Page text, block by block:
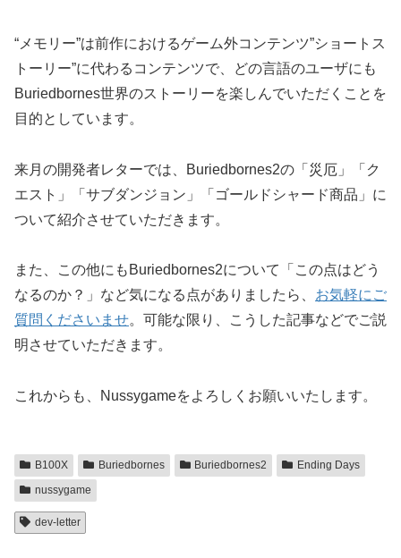
“メモリー”は前作におけるゲーム外コンテンツ”ショートス
トーリー”に代わるコンテンツで、どの言語のユーザにも
Buriedbornes世界のストーリーを楽しんでいただくことを
目的としています。
来月の開発者レターでは、Buriedbornes2の「災厄」「ク
エスト」「サブダンジョン」「ゴールドシャード商品」に
ついて紹介させていただきます。
また、この他にもBuriedbornes2について「この点はどう
なるのか？」など気になる点がありましたら、 お気軽にご
質問くださいませ。可能な限り、こうした記事などでご説
明させていただきます。
これからも、Nussygameをよろしくお願いいたします。
B100X Buriedbornes Buriedbornes2
Ending Days
nussygame
dev-letter